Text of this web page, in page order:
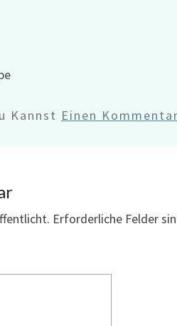
Kannst Einen
Erforderliche Felder